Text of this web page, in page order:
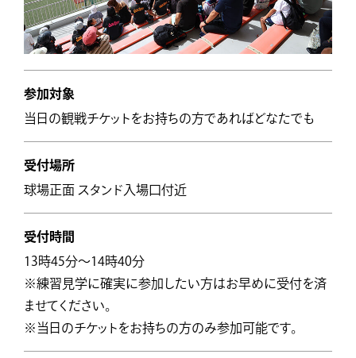
参加対象
当日の観戦チケットをお持ちの方であればどなたでも
受付場所
球場正面 スタンド入場口付近
受付時間
13時45分～14時40分
※練習見学に確実に参加したい方はお早めに受付を済
ませてください。
※当日のチケットをお持ちの方のみ参加可能です。